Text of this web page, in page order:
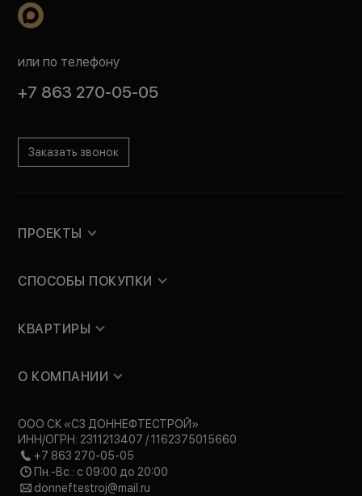
или по телефону
+7 863 270-05-05
Заказать звонок
ПРОЕКТЫ
СПОСОБЫ ПОКУПКИ
КВАРТИРЫ
О КОМПАНИИ
ООО СК «СЗ ДОННЕФТЕСТРОЙ»
ИНН/ОГРН: 2311213407 / 1162375015660
+7 863 270-05-05
Пн.-Вс.: с 09:00 до 20:00
donneftestroj@mail.ru